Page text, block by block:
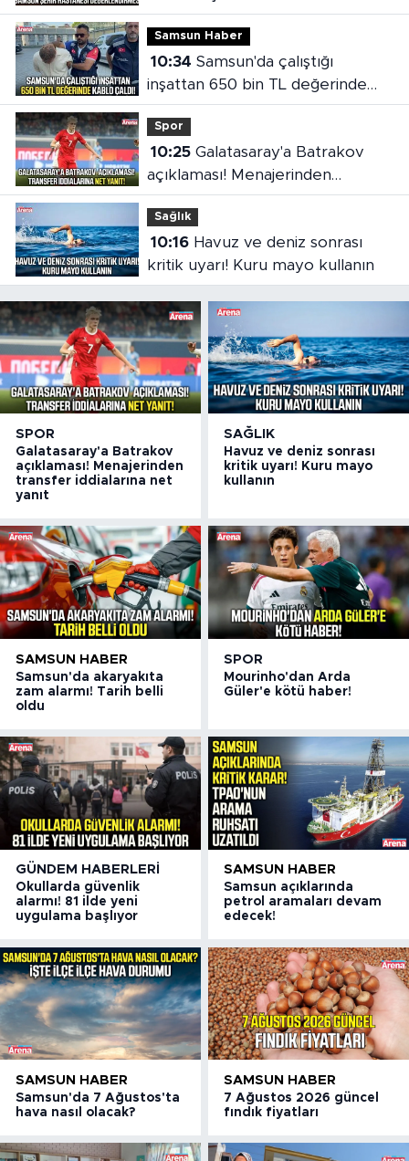
değerlendirmesi
Samsun Haber
10:34
inşattan 650 bin TL değerinde
kablo çaldı!
Spor
10:25Galatasaray'a Batrakov
açıklaması! Menajerinden
transfer iddialarına net yanıt
Sağlık
10:16Havuz ve deniz sonrası
kritik uyarı! Kuru mayo kullanın
SPOR
Galatasaray'a Batrakov
açıklaması! Menajerinden
transfer iddialarına net
yanıt
SAĞLIK
Havuz ve deniz sonrası
kritik uyarı! Kuru mayo
kullanın
SAMSUN HABER
Samsun'da akaryakıta
zam alarmı! Tarih belli
oldu
SPOR
Mourinho'dan Arda
Güler'e kötü haber!
GÜNDEM HABERLERI
Okullarda güvenlik
alarmı! 81 ilde yeni
uygulama başlıyor
SAMSUN HABER
Samsun açıklarında
petrol aramaları devam
edecek!
SAMSUN HABER
Samsun'da 7 Ağustos'ta
hava nasıl olacak?
SAMSUN HABER
7 Ağustos 2026 güncel
fındık fiyatları